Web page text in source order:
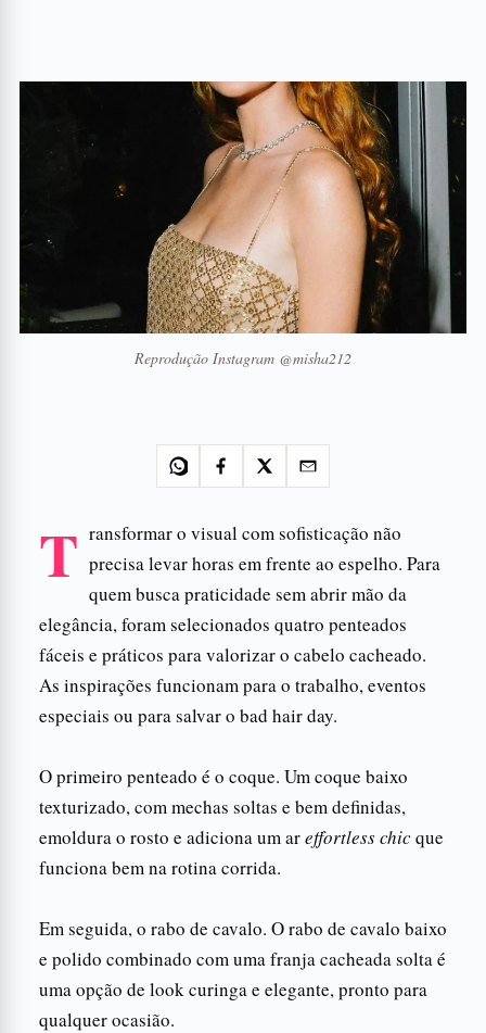
Reprodução Instagram @misha212
T ransformar o visual com sofisticação não
precisa levar horas em frente ao espelho. Para
quem busca praticidade sem abrir mão da
elegância, foram selecionados quatro penteados
fáceis e práticos para valorizar o cabelo cacheado.
As inspirações funcionam para o trabalho, eventos
especiais ou para salvar o bad hair day.
O primeiro penteado é o coque. Um coque baixo
texturizado, com mechas soltas e bem definidas,
emoldura o rosto e adiciona um areffortless chicque
funciona bem na rotina corrida.
Em seguida, o rabo de cavalo. O rabo de cavalo baixo
e polido combinado com uma franja cacheada solta é
uma opção de look curinga e elegante, pronto para
qualquer ocasião.